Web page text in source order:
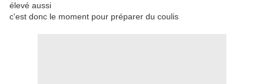
élevé aussi
c'est donc le moment pour préparer du coulis